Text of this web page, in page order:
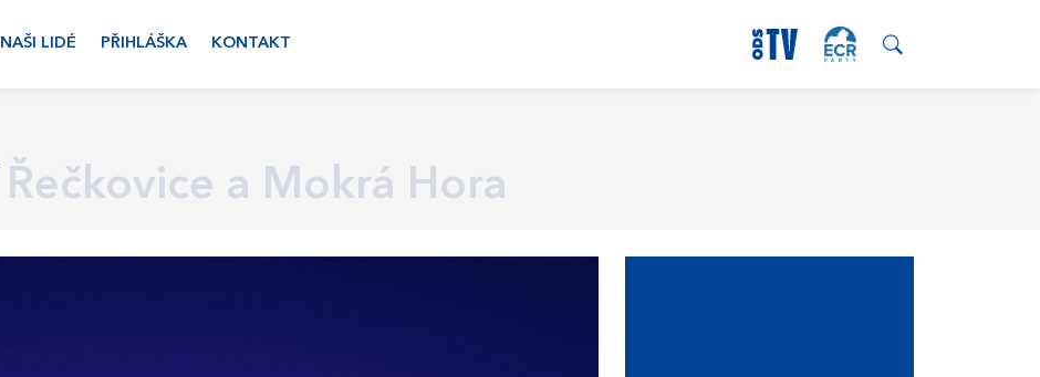
NAŠI LIDÉ PŘIHLÁŠKA KONTAKT
Řečkovice a Mokrá Hora